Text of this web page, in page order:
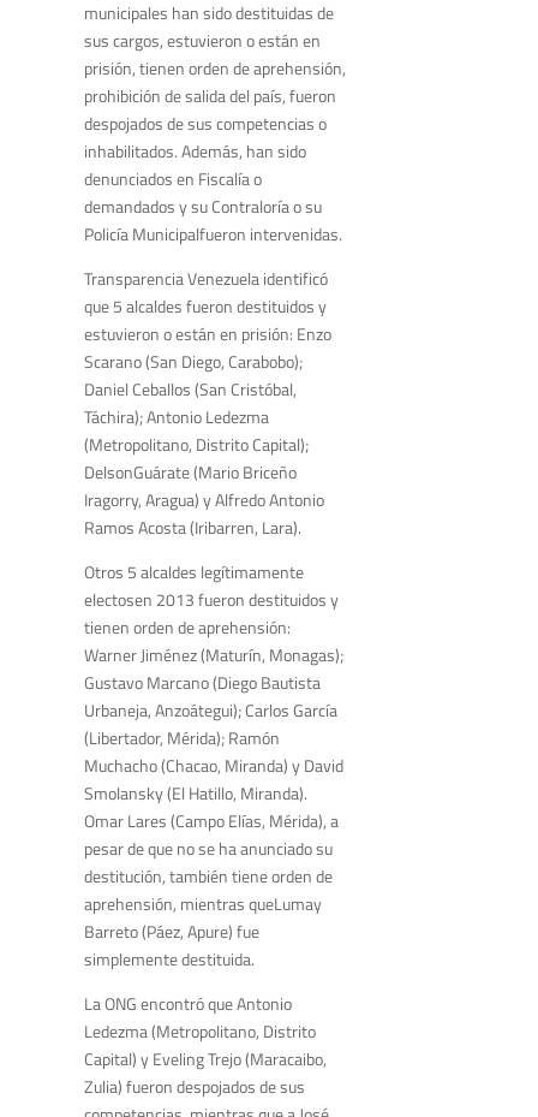
municipales han sido destituidas de
sus cargos, estuvieron o están en
prisión, tienen orden de aprehensión,
prohibición de salida del país, fueron
despojados de sus competencias o
inhabilitados. Además, han sido
denunciados en Fiscalía o
demandados y su Contraloría o su
Policía Municipalfueron intervenidas.
Transparencia Venezuela identificó
que 5 alcaldes fueron destituidos y
estuvieron o están en prisión: Enzo
Scarano (San Diego, Carabobo);
Daniel Ceballos (San Cristóbal,
Táchira); Antonio Ledezma
(Metropolitano, Distrito Capital);
DelsonGuárate (Mario Briceño
Iragorry, Aragua) y Alfredo Antonio
Ramos Acosta (Iribarren, Lara).
Otros 5 alcaldes legítimamente
electosen 2013 fueron destituidos y
tienen orden de aprehensión:
Warner Jiménez (Maturín, Monagas);
Gustavo Marcano (Diego Bautista
Urbaneja, Anzoátegui); Carlos García
(Libertador, Mérida); Ramón
Muchacho (Chacao, Miranda) y David
Smolansky (El Hatillo, Miranda).
Omar Lares (Campo Elías, Mérida), a
pesar de que no se ha anunciado su
destitución, también tiene orden de
aprehensión, mientras queLumay
Barreto (Páez, Apure) fue
simplemente destituida.
La ONG encontró que Antonio
Ledezma (Metropolitano, Distrito
Capital) y Eveling Trejo (Maracaibo,
Zulia) fueron despojados de sus